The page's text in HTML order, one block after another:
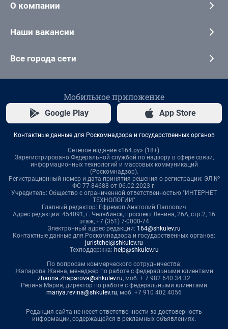
О компании
Наши вакансии
Все города сети
Мобильное приложение
Google Play App Store
Контактные данные для Роскомнадзора и государственных органов
Сетевое издание «164.ру» (18+).
Зарегистрировано Федеральной службой по надзору в сфере связи,
информационных технологий и массовых коммуникаций
(Роскомнадзор).
Регистрационный номер и дата принятия решения о регистрации: ЭЛ №
ФС 77-84688 от 06.02.2023 г.
Учредитель: Общество с ограниченной ответственностью "ИНТЕРНЕТ
ТЕХНОЛОГИИ"
Главный редактор: Ефремов Анатолий Павлович
Адрес редакции: 454091, г. Челябинск, проспект Ленина, 26А, стр.2, 16
этаж, +7 (351) 7-0000-74
Электронный адрес редакции: 164@shkulev.ru
Контактные данные для Роскомнадзора и государственных органов:
juristchel@shkulev.ru
Техподдержка: help@shkulev.ru
По вопросам коммерческого сотрудничества:
Жапарова Жанна, менеджер по работе с федеральными клиентами
zhanna.zhaparova@shkulev.ru, моб. + 7 982 640 34 32
Ревина Мария, директор по работе с федеральными клиентами
mariya.revina@shkulev.ru, моб. +7 910 402 4056
Редакция сайта не несет ответственности за достоверность
информации, содержащейся в рекламных объявлениях.